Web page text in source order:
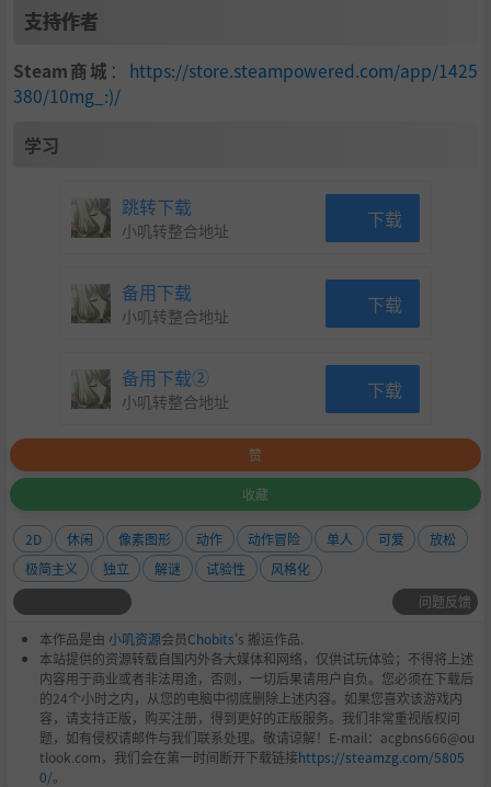
支持作者
Steam商城 ： https://store.steampowered.com/app/1425
380/10mg_:)/
学习
跳转下载
小叽转整合地址 下载
备用下载
小叽转整合地址 下载
备用下载②
小叽转整合地址 下载
赞
收藏
2D 休闲 像素图形 动作 动作冒险 单人 可爱
放松
极简主义
独立 解谜 试验性
风格化
问题反馈
本作品是由 小叽资源会员Chobits's 搬运作品.
本站提供的资源转载自国内外各大媒体和网络，仅供试玩体验；不得将上述
内容用于商业或者非法用途，否则，一切后果请用户自负。您必须在下载后
的24个小时之内，从您的电脑中彻底删除上述内容。如果您喜欢该游戏内
容，请支持正版，购买注册，得到更好的正版服务。我们非常重视版权问
题，如有侵权请邮件与我们联系处理。敬请谅解！E-mail：acgbns666@ou
tlook.com，我们会在第一时间断开下载链接https://steamzg.com/5805
0/。